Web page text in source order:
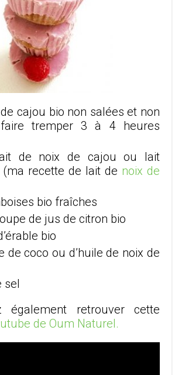
cajou bio non salées et non
tremper 3 à 4 heures
de noix de cajou ou lait
(ma recette de lait de noix de
bio fraîches
de jus de citron bio
bio
de coco ou d’huile de noix de
sel
également retrouver cette
de Oum Naturel.